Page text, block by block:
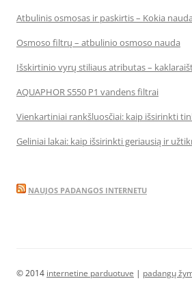
Atbulinis osmosas ir paskirtis – Kokia nauda
Osmoso filtrų – atbulinio osmoso nauda
Išskirtinio vyrų stiliaus atributas –
AQUAPHOR S550 P1 vandens filtrai
Vienkartiniai rankšluosčiai: kaip išsirinkti
Geliniai lakai: kaip išsirinkti geriausią ir
NAUJOS PADANGOS INTERNETU
© 2014 internetine parduotuve | padangų